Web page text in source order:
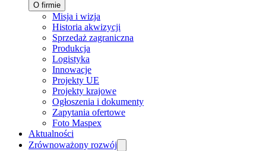
O firmie
Misja i wizja
Historia akwizycji
Sprzedaż zagraniczna
Produkcja
Logistyka
Innowacje
Projekty UE
Projekty krajowe
Ogłoszenia i dokumenty
Zapytania ofertowe
Foto Maspex
Aktualności
Zrównoważony rozwój